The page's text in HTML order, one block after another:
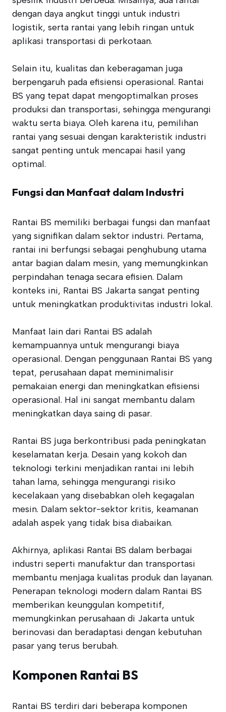
dengan daya angkut tinggi untuk industri
logistik, serta rantai yang lebih ringan untuk
aplikasi transportasi di perkotaan.
Selain itu, kualitas dan keberagaman juga
berpengaruh pada efisiensi operasional. Rantai
BS yang tepat dapat mengoptimalkan proses
produksi dan transportasi, sehingga mengurangi
waktu serta biaya. Oleh karena itu, pemilihan
rantai yang sesuai dengan karakteristik industri
sangat penting untuk mencapai hasil yang
optimal.
Fungsi dan Manfaat dalam Industri
Rantai BS memiliki berbagai fungsi dan manfaat
yang signifikan dalam sektor industri. Pertama,
rantai ini berfungsi sebagai penghubung utama
antar bagian dalam mesin, yang memungkinkan
perpindahan tenaga secara efisien. Dalam
konteks ini, Rantai BS Jakarta sangat penting
untuk meningkatkan produktivitas industri lokal.
Manfaat lain dari Rantai BS adalah
kemampuannya untuk mengurangi biaya
operasional. Dengan penggunaan Rantai BS yang
tepat, perusahaan dapat meminimalisir
pemakaian energi dan meningkatkan efisiensi
operasional. Hal ini sangat membantu dalam
meningkatkan daya saing di pasar.
Rantai BS juga berkontribusi pada peningkatan
keselamatan kerja. Desain yang kokoh dan
teknologi terkini menjadikan rantai ini lebih
tahan lama, sehingga mengurangi risiko
kecelakaan yang disebabkan oleh kegagalan
mesin. Dalam sektor-sektor kritis, keamanan
adalah aspek yang tidak bisa diabaikan.
Akhirnya, aplikasi Rantai BS dalam berbagai
industri seperti manufaktur dan transportasi
membantu menjaga kualitas produk dan layanan.
Penerapan teknologi modern dalam Rantai BS
memberikan keunggulan kompetitif,
memungkinkan perusahaan di Jakarta untuk
berinovasi dan beradaptasi dengan kebutuhan
pasar yang terus berubah.
Komponen Rantai BS
Rantai BS terdiri dari beberapa komponen